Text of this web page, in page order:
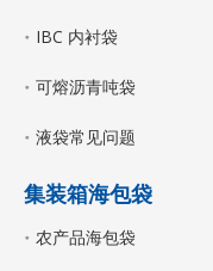
IBC 内衬袋
可熔沥青吨袋
液袋常见问题
集装箱海包袋
农产品海包袋